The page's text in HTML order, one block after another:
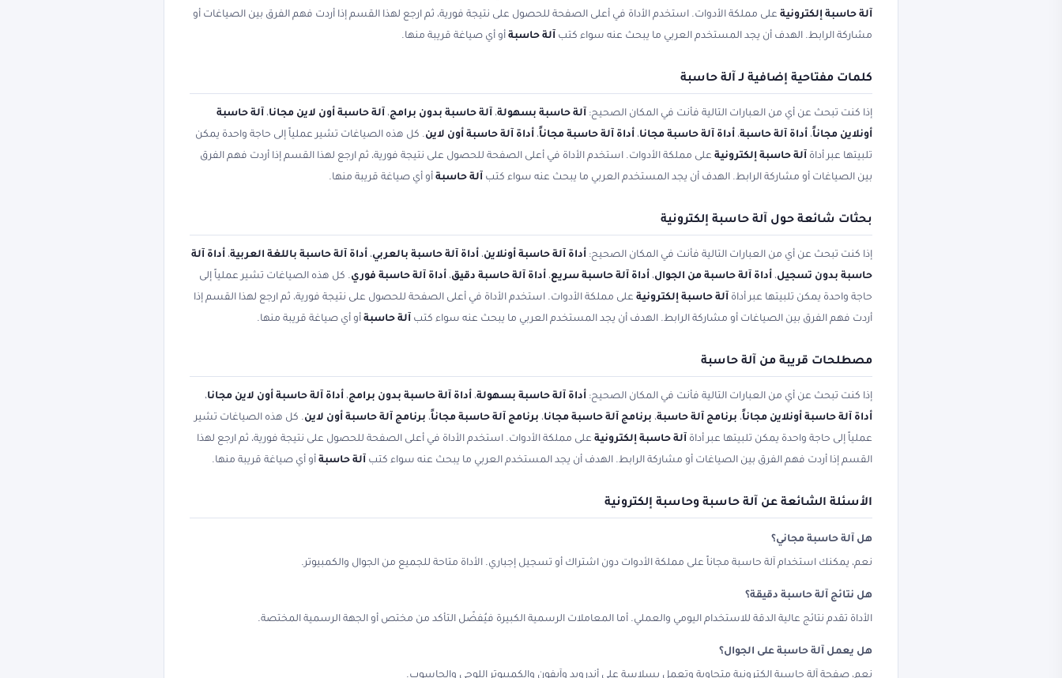
آلة حاسبة إلكترونية على مملكة الأدوات. استخدم الأداة في أعلى الصفحة للحصول على نتيجة فورية، ثم ارجع لهذا القسم إذا أردت فهم الفرق بين الصياغات أو
مشاركة الرابط. الهدف أن يجد المستخدم العربي ما يبحث عنه سواء كتب آلة حاسبة أو أي صياغة قريبة منها.
كلمات مفتاحية إضافية لـ آلة حاسبة
إذا كنت تبحث عن أي من العبارات التالية فأنت في المكان الصحيح: آلة حاسبة بسهولة، آلة حاسبة بدون برامج، آلة حاسبة أون لاين مجانا، آلة حاسبة
أونلاين مجاناً، أداة آلة حاسبة، أداة آلة حاسبة مجانا، أداة آلة حاسبة مجاناً، أداة آلة حاسبة أون لاين. كل هذه الصياغات تشير عملياً إلى حاجة واحدة يمكن
تلبيتها عبر أداة آلة حاسبة إلكترونية على مملكة الأدوات. استخدم الأداة في أعلى الصفحة للحصول على نتيجة فورية، ثم ارجع لهذا القسم إذا أردت فهم الفرق
بين الصياغات أو مشاركة الرابط. الهدف أن يجد المستخدم العربي ما يبحث عنه سواء كتب آلة حاسبة أو أي صياغة قريبة منها.
بحثات شائعة حول آلة حاسبة إلكترونية
إذا كنت تبحث عن أي من العبارات التالية فأنت في المكان الصحيح: أداة آلة حاسبة أونلاين، أداة آلة حاسبة بالعربي، أداة آلة حاسبة باللغة العربية، أداة آلة
حاسبة بدون تسجيل، أداة آلة حاسبة من الجوال، أداة آلة حاسبة سريع، أداة آلة حاسبة دقيق، أداة آلة حاسبة فوري. كل هذه الصياغات تشير عملياً إلى
حاجة واحدة يمكن تلبيتها عبر أداة آلة حاسبة إلكترونية على مملكة الأدوات. استخدم الأداة في أعلى الصفحة للحصول على نتيجة فورية، ثم ارجع لهذا القسم إذا
أردت فهم الفرق بين الصياغات أو مشاركة الرابط. الهدف أن يجد المستخدم العربي ما يبحث عنه سواء كتب آلة حاسبة أو أي صياغة قريبة منها.
مصطلحات قريبة من آلة حاسبة
إذا كنت تبحث عن أي من العبارات التالية فأنت في المكان الصحيح: أداة آلة حاسبة بسهولة، أداة آلة حاسبة بدون برامج، أداة آلة حاسبة أون لاين مجانا،
أداة آلة حاسبة أونلاين مجاناً، برنامج آلة حاسبة، برنامج آلة حاسبة مجانا، برنامج آلة حاسبة مجاناً، برنامج آلة حاسبة أون لاين. كل هذه الصياغات تشير
عملياً إلى حاجة واحدة يمكن تلبيتها عبر أداة آلة حاسبة إلكترونية على مملكة الأدوات. استخدم الأداة في أعلى الصفحة للحصول على نتيجة فورية، ثم ارجع لهذا
القسم إذا أردت فهم الفرق بين الصياغات أو مشاركة الرابط. الهدف أن يجد المستخدم العربي ما يبحث عنه سواء كتب آلة حاسبة أو أي صياغة قريبة منها.
الأسئلة الشائعة عن آلة حاسبة وحاسبة إلكترونية
هل آلة حاسبة مجاني؟
نعم، يمكنك استخدام آلة حاسبة مجاناً على مملكة الأدوات دون اشتراك أو تسجيل إجباري. الأداة متاحة للجميع من الجوال والكمبيوتر.
هل نتائج آلة حاسبة دقيقة؟
الأداة تقدم نتائج عالية الدقة للاستخدام اليومي والعملي. أما المعاملات الرسمية الكبيرة فيُفضّل التأكد من مختص أو الجهة الرسمية المختصة.
هل يعمل آلة حاسبة على الجوال؟
نعم، صفحة آلة حاسبة إلكترونية متجاوبة وتعمل بسلاسة على أندرويد وآيفون والكمبيوتر اللوحي والحاسوب.